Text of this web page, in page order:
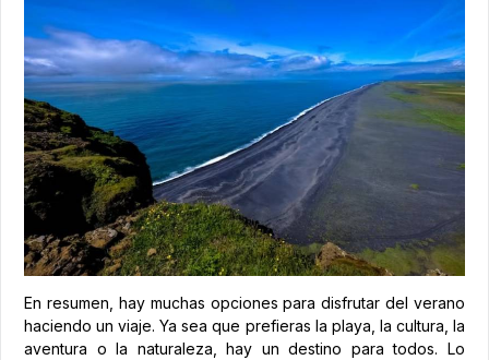
En resumen, hay muchas opciones para disfrutar del verano
haciendo un viaje. Ya sea que prefieras la playa, la cultura, la
aventura o la naturaleza, hay un destino para todos. Lo